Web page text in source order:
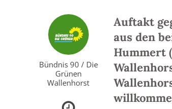
Bündnis 90 / Die
Grünen
Wallenhorst
Auftakt
aus den
Hummert